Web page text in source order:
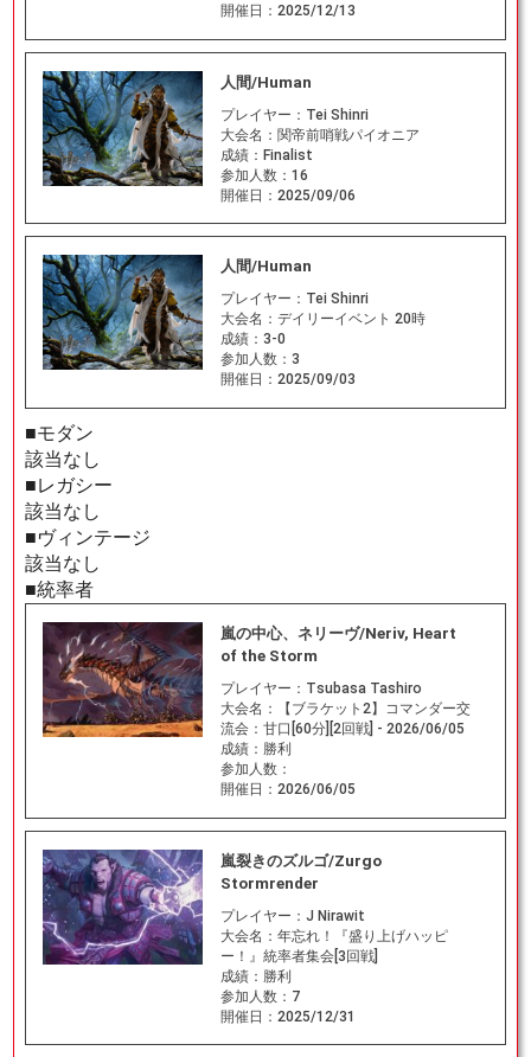
開催日： 2025/12/13
人間/Human
プレイヤー： Tei Shinri
大会名： 関帝前哨戦パイオニア
成績： Finalist
参加人数： 16
開催日： 2025/09/06
人間/Human
プレイヤー： Tei Shinri
大会名： デイリーイベント 20時
成績： 3-0
参加人数： 3
開催日： 2025/09/03
■モダン
該当なし
■レガシー
該当なし
■ヴィンテージ
該当なし
■統率者
嵐の中心、ネリーヴ/Neriv, Heart
of the Storm
プレイヤー： Tsubasa Tashiro
大会名：
【ブラケット2】コマンダー交
流会：甘口[60分][2回戦] - 2026/06/05
成績： 勝利
参加人数：
開催日： 2026/06/05
嵐裂きのズルゴ/Zurgo
Stormrender
プレイヤー： J Nirawit
大会名： 年忘れ！『盛り上げハッピ
ー！』統率者集会[3回戦]
成績： 勝利
参加人数： 7
開催日： 2025/12/31